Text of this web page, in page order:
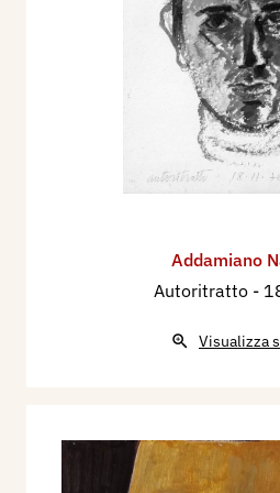
Addamiano
Autoritratto -
Visualizza